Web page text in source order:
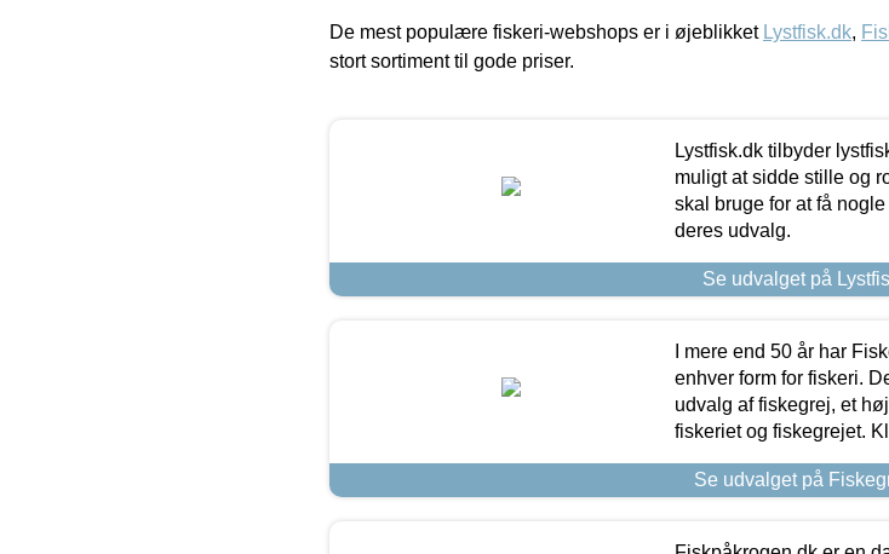
De mest populære fiskeri-webshops er i øjeblikket Lystfisk.dk,
stort sortiment til gode priser.
Lystfisk.dk tilbyder
muligt at sidde stille og
skal bruge for at få
deres udvalg.
Se udvalget på
I mere end 50 år har
enhver form for fiskeri.
udvalg af fiskegrej, et
fiskeriet og fiskegrejet.
Se udvalget på